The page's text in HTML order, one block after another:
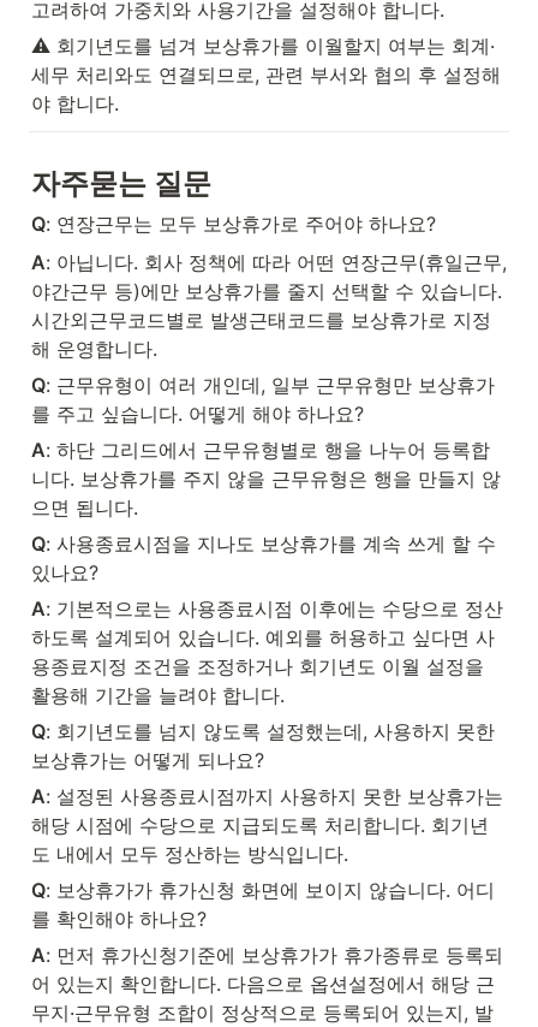
고려하여 가중치와 사용기간을 설정해야 합니다.
⚠️ 회기년도를 넘겨 보상휴가를 이월할지 여부는 회계·
세무 처리와도 연결되므로, 관련 부서와 협의 후 설정해
야 합니다.
자주묻는 질문
Q: 연장근무는 모두 보상휴가로 주어야 하나요?
A: 아닙니다. 회사 정책에 따라 어떤 연장근무(휴일근무,
야간근무 등)에만 보상휴가를 줄지 선택할 수 있습니다.
시간외근무코드별로 발생근태코드를 보상휴가로 지정
해 운영합니다.
Q: 근무유형이 여러 개인데, 일부 근무유형만 보상휴가
를 주고 싶습니다. 어떻게 해야 하나요?
A: 하단 그리드에서 근무유형별로 행을 나누어 등록합
니다. 보상휴가를 주지 않을 근무유형은 행을 만들지 않
으면 됩니다.
Q: 사용종료시점을 지나도 보상휴가를 계속 쓰게 할 수
있나요?
A: 기본적으로는 사용종료시점 이후에는 수당으로 정산
하도록 설계되어 있습니다. 예외를 허용하고 싶다면 사
용종료지정 조건을 조정하거나 회기년도 이월 설정을
활용해 기간을 늘려야 합니다.
Q: 회기년도를 넘지 않도록 설정했는데, 사용하지 못한
보상휴가는 어떻게 되나요?
A: 설정된 사용종료시점까지 사용하지 못한 보상휴가는
해당 시점에 수당으로 지급되도록 처리합니다. 회기년
도 내에서 모두 정산하는 방식입니다.
Q: 보상휴가가 휴가신청 화면에 보이지 않습니다. 어디
를 확인해야 하나요?
A: 먼저 휴가신청기준에 보상휴가가 휴가종류로 등록되
어 있는지 확인합니다. 다음으로 옵션설정에서 해당 근
무지·근무유형 조합이 정상적으로 등록되어 있는지, 발